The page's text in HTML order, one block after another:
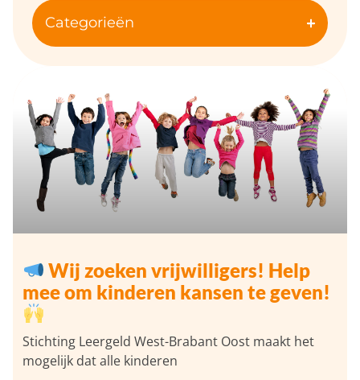
Categorieën
Wij zoeken vrijwilligers! Help
mee om kinderen kansen te geven!
Stichting Leergeld West-Brabant Oost maakt het
mogelijk dat alle kinderen